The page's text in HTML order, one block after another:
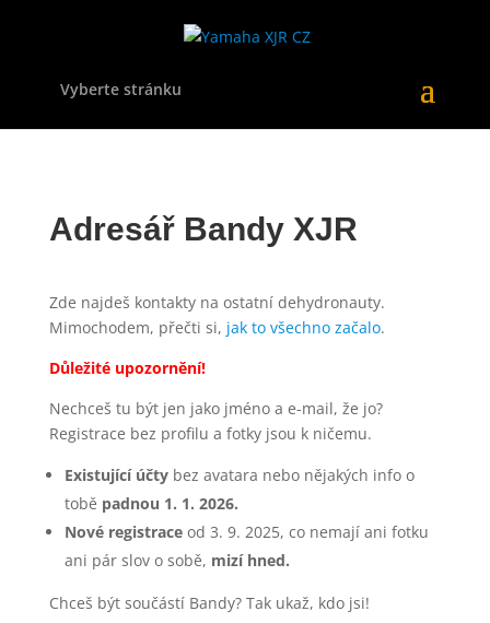
Vyberte stránku
Adresář Bandy XJR
Zde najdeš kontakty na ostatní dehydronauty.
Mimochodem, přečti si, jak to všechno začalo.
Důležité upozornění!
Nechceš tu být jen jako jméno a e-mail, že jo?
Registrace bez profilu a fotky jsou k ničemu.
Existující účtybez avatara nebo nějakých info o
tobě padnou 1. 1. 2026.
Nové registraceod 3. 9. 2025, co nemají ani fotku
ani pár slov o sobě, mizí hned.
Chceš být součástí Bandy? Tak ukaž, kdo jsi!